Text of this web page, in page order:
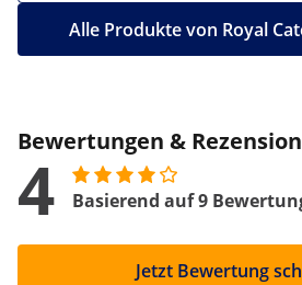
Alle Produkte von Royal
Bewertungen &
4 Basierend auf 9
Jetzt Bewertung